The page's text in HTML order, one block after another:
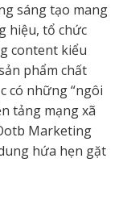
sáng tạo mang
hiệu, tổ chức
content kiểu
phẩm chất
có những “ngôi
tảng mạng xã
Marketing
hứa hẹn gặt